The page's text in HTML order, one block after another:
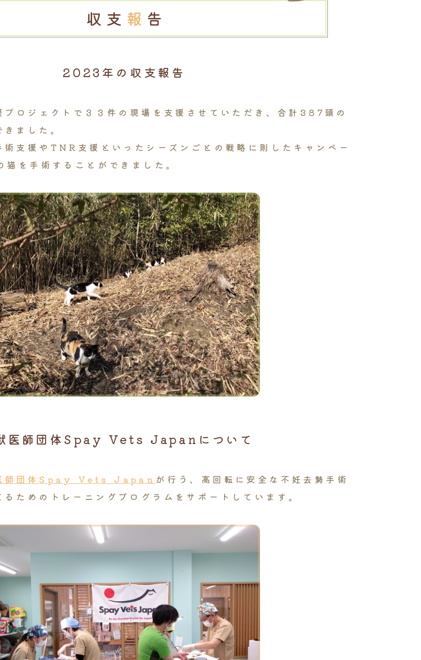
2023年の収支報告
ロジェクトで３３件の現場を支援させていただき、合計387頭の
ました。
術支援やTNR支援といったシーズンごとの戦略に則したキャンペー
を手術することができました。
医師団体 Spay Vets Japanについて
師団体Spay Vets Japan が行う、高回転に安全な不妊去勢手術
ためのトレーニングプログラムをサポートしています。